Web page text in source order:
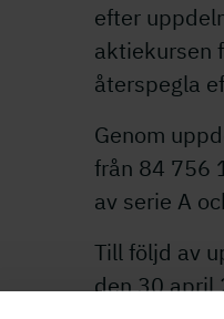
efter
aktiekursen
återspegla
Genom
från 84 756
av serie A
Till följd av
den 30 april